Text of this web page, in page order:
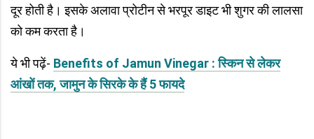
दूर होती है। इसके अलावा प्रोटीन से भरपूर डाइट भी शुगर की लालसा
को कम करता है।
ये भी पढ़ें- Benefits of Jamun Vinegar : स्किन से लेकर
आंखों तक, जामुन के सिरके के हैं 5 फायदे